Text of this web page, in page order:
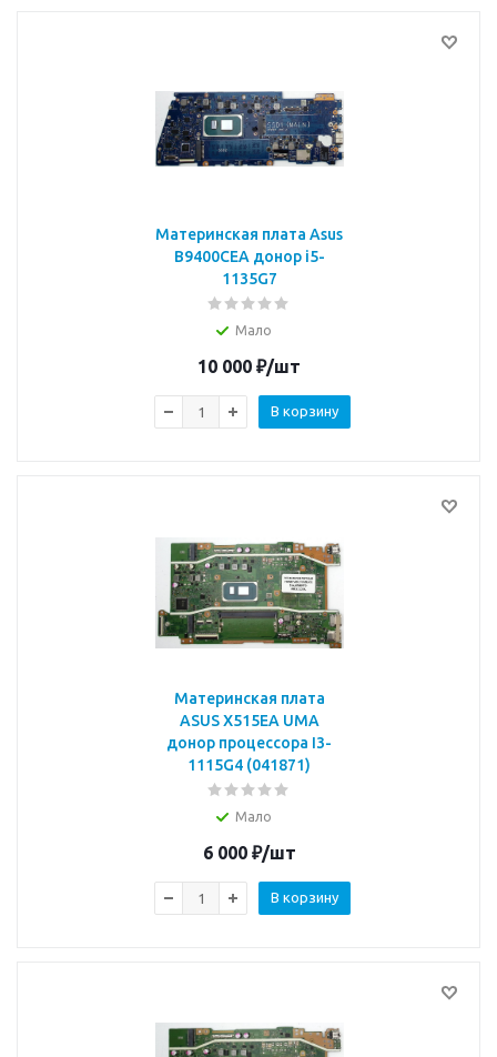
Материнская плата Asus
B9400CEA донор i5-
1135G7
Мало
10 000 ₽/шт
В корзину
Материнская плата
ASUS X515EA UMA
донор процессора I3-
1115G4 (041871)
Мало
6 000₽/шт
В корзину